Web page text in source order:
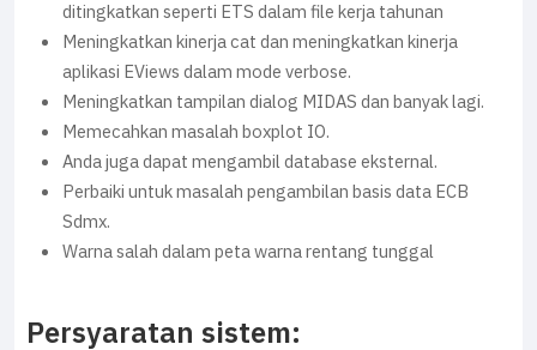
ditingkatkan seperti ETS dalam file kerja tahunan
Meningkatkan kinerja cat dan meningkatkan kinerja
aplikasi EViews dalam mode verbose.
Meningkatkan tampilan dialog MIDAS dan banyak lagi.
Memecahkan masalah boxplot IO.
Anda juga dapat mengambil database eksternal.
Perbaiki untuk masalah pengambilan basis data ECB
Sdmx.
Warna salah dalam peta warna rentang tunggal
Persyaratan sistem: